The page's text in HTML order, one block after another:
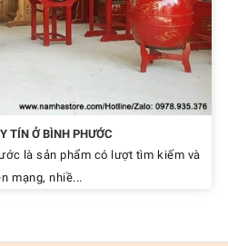
TÍN Ở BÌNH PHƯỚC
là sản phẩm có lượt tìm kiếm và
mạng, nhiề...